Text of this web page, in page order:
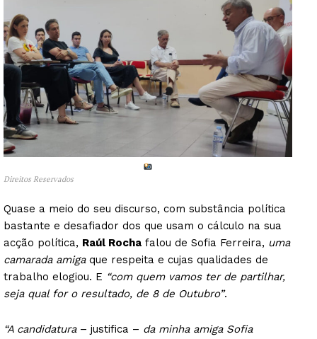
Direitos Reservados
Quase a meio do seu discurso, com substância política
bastante e desafiador dos que usam o cálculo na sua
acção política, Raúl Rocha falou de Sofia Ferreira, uma
camarada amigaque respeita e cujas qualidades de
trabalho elogiou. E “com quem vamos ter de partilhar,
seja qual for o resultado, de 8 de Outubro”.
“A candidatura– justifica – da minha amiga Sofia